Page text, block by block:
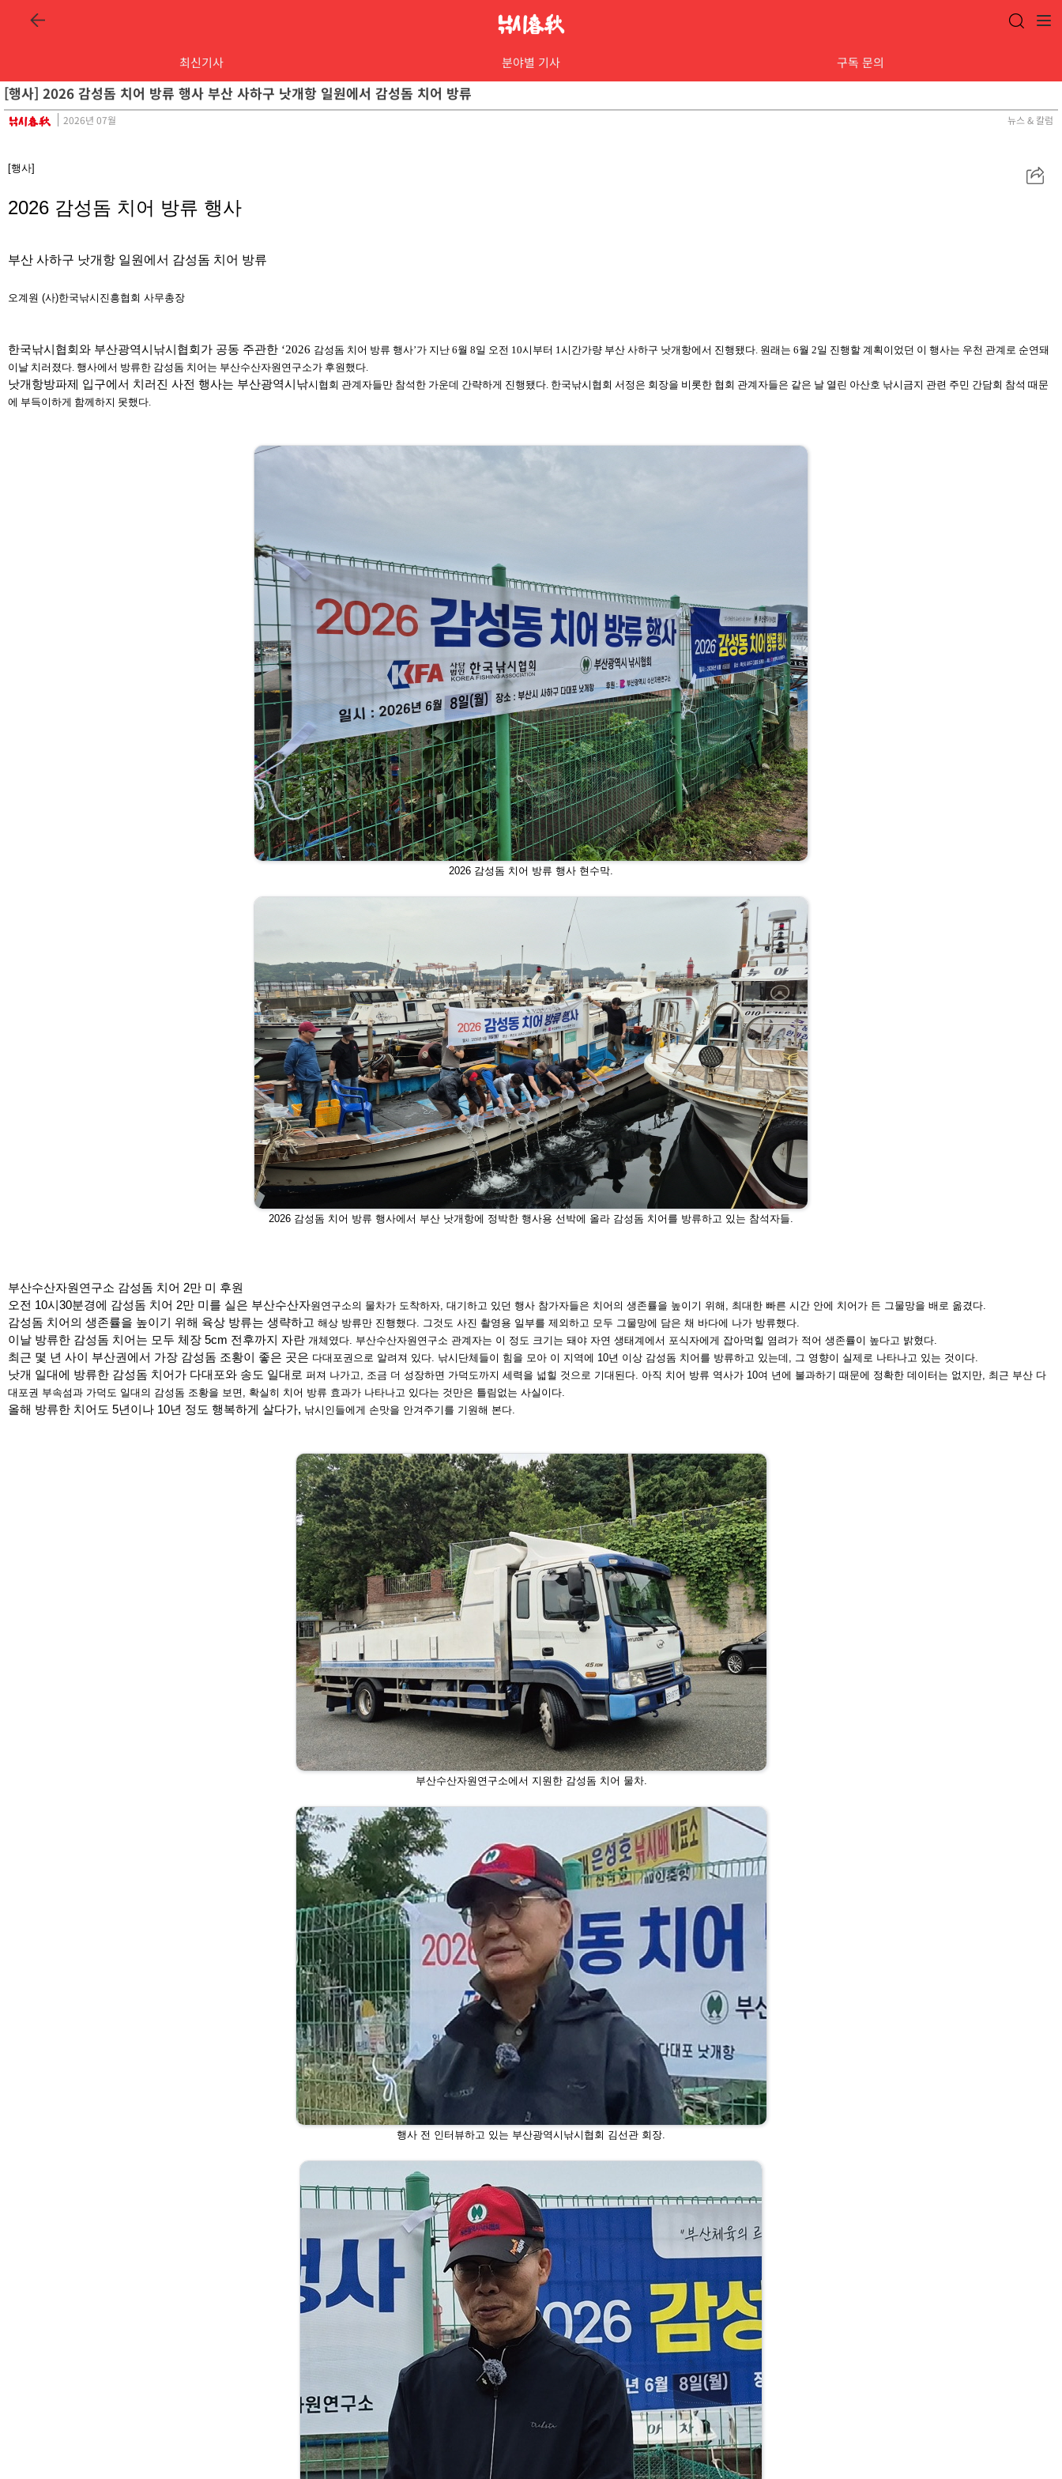
최신기사 분야별 기사 구독 문의
[행사] 2026 감성돔 치어 방류 행사 부산 사하구 낫개항 일원에서 감성돔 치어 방류
2026년 07월 뉴스 & 칼럼
공
유
[행사]
2026 감성돔 치어 방류 행사
부산 사하구 낫개항 일원에서 감성돔 치어 방류
오계원 (사)한국낚시진흥협회 사무총장
한국낚시협회와 부산광역시낚시협회가 공동 주관한 ‘2026 감성돔 치어 방류 행사’가 지난 6월 8일 오전 10시부터 1시 간가량 부산 사하구 낫개항에서 진행됐다. 원래는 6월 2일 진행할 계획이었던 이 행사는 우천 관계로 순연돼
이날 치 러졌다. 행사에서 방류한 감성돔 치어는 부산수산자원연구소가 후원했다.
낫개항방파제 입구에서 치러진 사전 행사는 부산광역시낚시협회 관계자들만 참석한 가운데 간략하게 진행됐다. 한국낚시협회 서정은 회장을 비롯한 협회 관계자들은 같은 날 열린 아산호 낚시금지 관련 주민 간담회 참석 때문
에 부득이하게 함께하지 못했다.
2026 감성돔 치어 방류 행사 현수막.
2026 감성돔 치어 방류 행사에서 부산 낫개항에 정박한 행사용 선박에 올라 감성돔 치어를 방류하고 있는 참석자들.
부산수산자원연구소 감성돔 치어 2만 미 후원
오전 10시30분경에 감성돔 치어 2만 미를 실은 부산수산자원연구소의 물차가 도착하자, 대기하고 있던 행사 참가자들은 치어의 생존률을 높이기 위해, 최대한 빠른 시간 안에 치 어가 든 그물망을 배로 옮겼다.
감성돔 치어의 생존률을 높이기 위해 육상 방류는 생략하고 해상 방류만 진행했다. 그것도 사진 촬영용 일부를 제외하고 모두 그물망에 담은 채 바다에 나가 방류했다.
이날 방류한 감성돔 치어는 모두 체장 5cm 전후까지 자란 개체였다. 부산수산자원연구소 관계자는 이 정도 크기는 돼 야 자연 생태계에서 포식자에게 잡아먹힐 염려가 적어 생존률이 높다고 밝혔다.
최근 몇 년 사이 부산권에서 가장 감성돔 조황이 좋은 곳은 다대포권으로 알려져 있다. 낚시단체들이 힘을 모아 이 지 역에 10년 이상 감성돔 치어를 방류하고 있는데, 그 영향이 실제로 나타나고 있는 것이다.
낫개 일대에 방류한 감성돔 치어가 다대포와 송도 일대로 퍼져 나가고, 조금 더 성장하면 가덕도까지 세력을 넓힐 것 으로 기대된다. 아직 치어 방류 역사가 10여 년에 불과하기 때문에 정확한 데이터는 없지만, 최근 부산 다
대포권 부속섬과 가덕도 일대의 감성돔 조황을 보면, 확실히 치어 방류 효과가 나타나고 있다는 것만은 틀림없는 사실이다.
올해 방류한 치어도 5년이나 10년 정도 행복하게 살다가, 낚시인들에게 손맛을 안겨주기를 기원해 본다.
부산수산자원연구소에서 지원한 감성돔 치어 물차.
행사 전 인터뷰하고 있는 부산광역시낚시협회 김선관 회장.